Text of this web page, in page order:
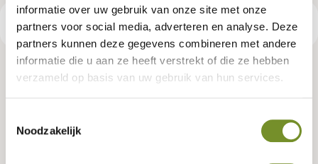
informatie over uw gebruik van onze site met onze
partners voor social media, adverteren en analyse. Deze
partners kunnen deze gegevens combineren met andere
informatie die u aan ze heeft verstrekt of die ze hebben
verzameld op basis van uw gebruik van hun services.
Noodzakelijk
Productspecificaties
Aluminium daktrim zwart t.b.v.
Artikelnummer: